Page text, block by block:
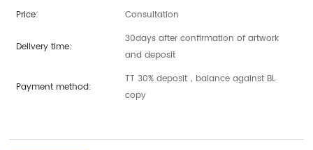
Price: Consultation
Delivery time:
30days after confirmation of artwork
and deposit
Payment method:
TT 30% deposit，balance against BL
copy